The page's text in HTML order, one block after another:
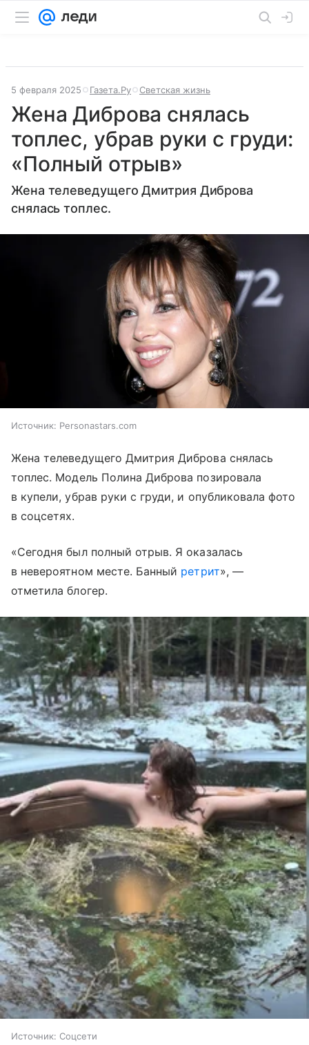
5 февраля 2025 Газета.Ру Светская жизнь
Жена Диброва снялась
топлес, убрав руки с груди:
«Полный отрыв»
Жена телеведущего Дмитрия Диброва
снялась топлес.
Источник: Personastars.com
Жена телеведущего Дмитрия Диброва снялась
топлес. Модель Полина Диброва позировала
в купели, убрав руки с груди, и опубликовала фото
в соцсетях.
«Сегодня был полный отрыв. Я оказалась
в невероятном месте. Банный ретрит», —
отметила блогер.
Источник: Соцсети